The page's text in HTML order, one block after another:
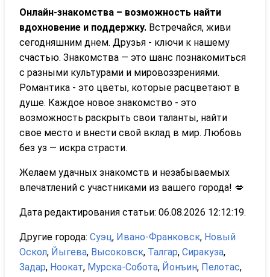
Онлайн-знакомства – возможность найти
вдохновение и поддержку. Встречайся, живи
сегодняшним днем. Друзья - ключи к нашему
счастью. Знакомства — это шанс познакомиться
с разными культурами и мировоззрениями.
Романтика - это цветы, которые расцветают в
душе. Каждое новое знакомство - это
возможность раскрыть свои таланты, найти
свое место и внести свой вклад в мир. Любовь
без уз — искра страсти.
Желаем удачных знакомств и незабываемых
впечатлений с участниками из вашего города! 💋
Дата редактирования статьи: 06.08.2026 12:12:19.
Другие города: Суэц, Ивано-Франковск, Новый
Оскол, Йыгева, Высоковск, Талгар, Сиракуза,
Задар, Ноокат, Мурска-Собота, Йонъин, Пелотас,